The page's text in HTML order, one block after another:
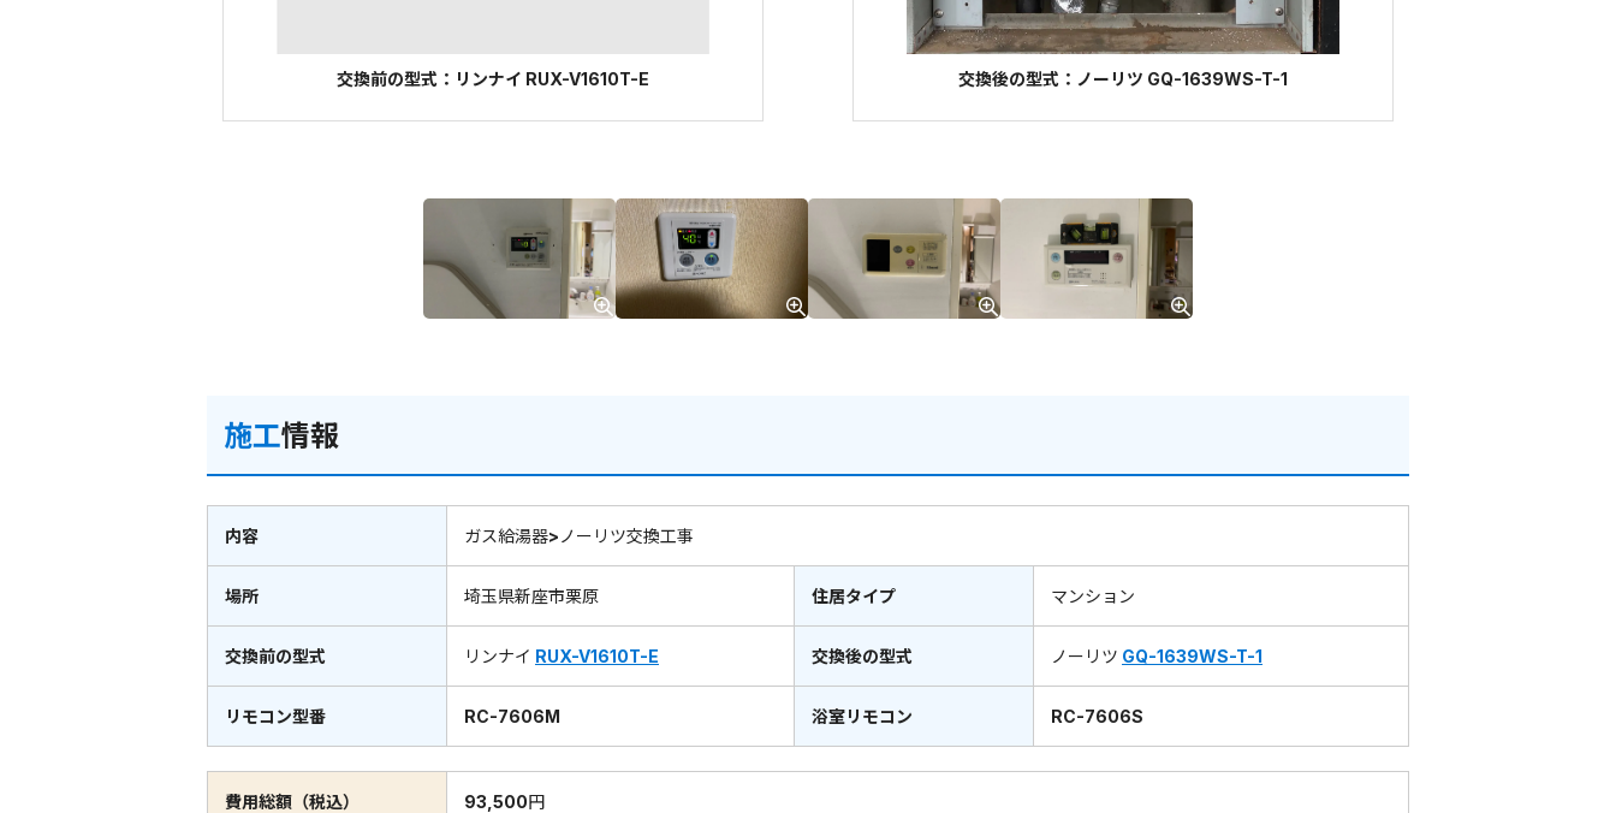
交換前の型式：リンナイ RUX-V1610T-E 交換後の型式：ノーリツ GQ-1639WS-T-1
施工情報
内容 ガス給湯器>ノーリツ交換工事
場所 埼玉県新座市栗原 住居タイプ マンション
交換前の型式 リンナイ RUX-V1610T-E 交換後の型式 ノーリツ GQ-1639WS-T-1
リモコン型番 RC-7606M 浴室リモコン RC-7606S
費用総額（税込） 93,500円